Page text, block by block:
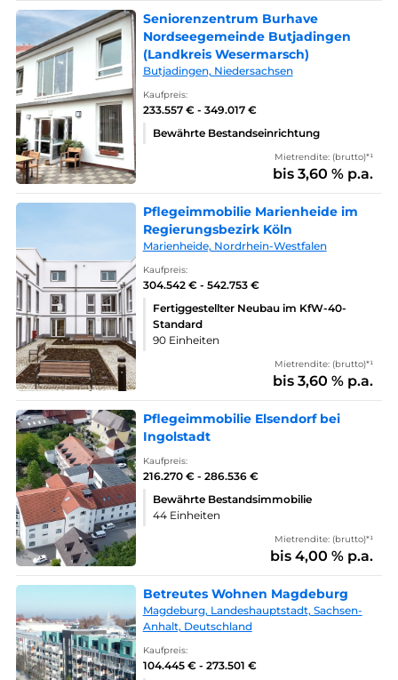
Seniorenzentrum Burhave
Nordseegemeinde Butjadingen
(Landkreis Wesermarsch)
Butjadingen, Niedersachsen
Kaufpreis:
233.557 € - 349.017 €
Bewährte Bestandseinrichtung
Mietrendite: (brutto)*¹
bis 3,60 % p.a.
Pflegeimmobilie Marienheide im
Regierungsbezirk Köln
Marienheide, Nordrhein-Westfalen
Kaufpreis:
304.542 € - 542.753 €
Fertiggestellter Neubau im KfW-40-
Standard
90 Einheiten
Mietrendite: (brutto)*¹
bis 3,60 % p.a.
Pflegeimmobilie Elsendorf bei
Ingolstadt
Kaufpreis:
216.270 € - 286.536 €
Bewährte Bestandsimmobilie
44 Einheiten
Mietrendite: (brutto)*¹
bis 4,00 % p.a.
Betreutes Wohnen Magdeburg
Magdeburg, Landeshauptstadt, Sachsen-
Anhalt, Deutschland
Kaufpreis:
104.445 € - 273.501 €